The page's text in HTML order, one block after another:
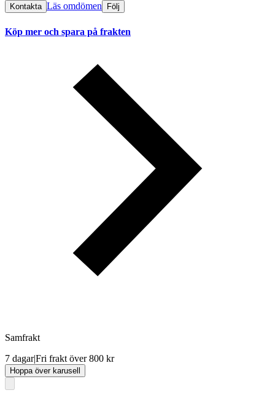
Kontakta Läs omdömen Följ
Köp mer och spara på frakten
Samfrakt
7 dagar|Fri frakt över 800 kr
Hoppa över karusell